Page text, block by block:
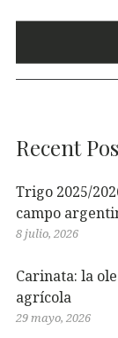
Recent
Trigo 2025/
campo
8 julio, 2026
Carinata: la
agrícola
29 mayo, 2026